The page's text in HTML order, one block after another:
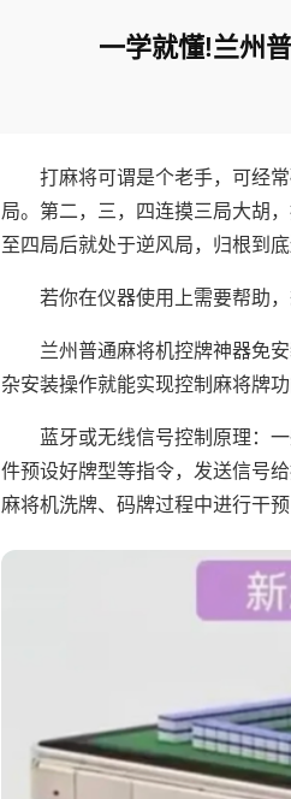
一学就懂!兰州
打麻将可谓是个老手，可经
局。第二，三，四连摸三局大胡
至四局后就处于逆风局，归根到底
若你在仪器使用上需要帮助
兰州普通麻将机控牌神器免
杂安装操作就能实现控制麻将牌功
蓝牙或无线信号控制原理：
件预设好牌型等指令，发送信号
麻将机洗牌、码牌过程中进行干预